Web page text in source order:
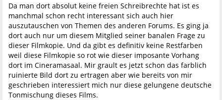
Da man dort absolut keine freien Schreibrechte hat ist es
manchmal schon recht interessant sich auch hier
auszutauschen von Themen des anderen Forums. Es ging ja
dort auch nur um diesem Mitglied seiner banalen Frage zu
dieser Filmkopie. Und da gibt es definitiv keine Restfarben
weil diese Filmkopie so rot wie dieser imposante Vorhang
dort im Cineramasaal. Mir grault es jetzt schon das farblich
ruinierte Bild dort zu ertragen aber wie bereits von mir
geschrieben interessiert mich nur diese gelungene deutsche
Tonmischung dieses Films.